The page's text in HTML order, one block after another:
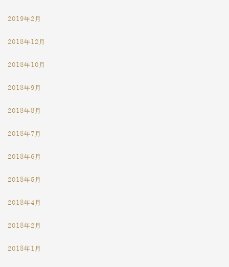
2019年2月
2018年12月
2018年10月
2018年9月
2018年8月
2018年7月
2018年6月
2018年5月
2018年4月
2018年2月
2018年1月